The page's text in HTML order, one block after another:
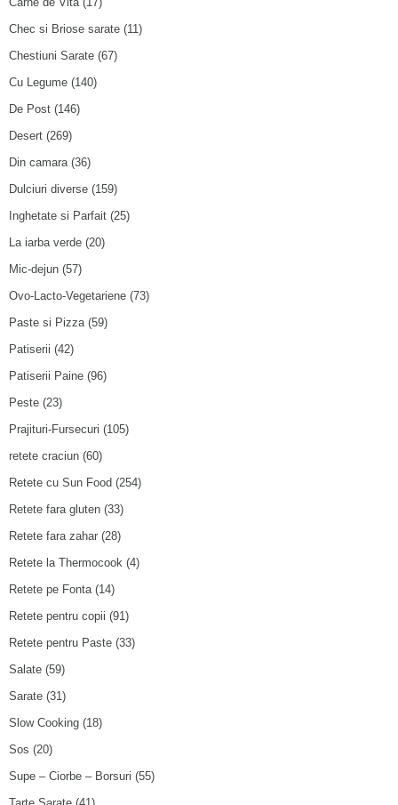
Chec si Briose sarate (11)
Chestiuni Sarate (67)
Cu Legume (140)
De Post (146)
Desert (269)
Din camara(36)
Dulciuri diverse (159)
Inghetate si Parfait (25)
La iarba verde (20)
Mic-dejun (57)
Ovo-Lacto-Vegetariene (73)
Paste si Pizza(59)
Patiserii (42)
Patiserii Paine (96)
Peste (23)
Prajituri-Fursecuri (105)
retete craciun (60)
Retete cu Sun Food (254)
Retete fara gluten (33)
Retete fara zahar (28)
Retete la Thermocook (4)
Retete pe Fonta(14)
Retete pentru copii (91)
Retete pentru Paste (33)
Salate (59)
Sarate (31)
Slow Cooking (18)
Sos (20)
Supe – Ciorbe – Borsuri (55)